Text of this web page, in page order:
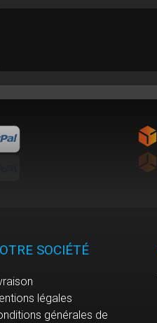
SOCIÉTÉ
légales
générales de